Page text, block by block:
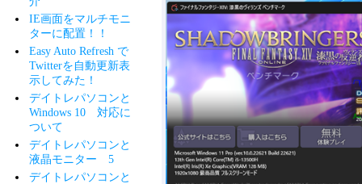
IE画面をマルチモニ
ターに配置！！
Easy Auto Refresh で
Twitterを自動更新表
示してみた！
デイトレパソコンと
Windows 10 対応に
ついて
デイトレパソコンと
液晶モニター 5
デイトレパソコンと